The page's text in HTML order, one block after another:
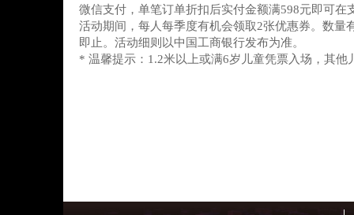
微信支付，单笔订单折扣后实付金额满598元即可在
活动期间，每人每季度有机会领取2张优惠券。数量
即止。活动细则以中国工商银行发布为准。
* 温馨提示：1.2米以上或满6岁儿童凭票入场，其他